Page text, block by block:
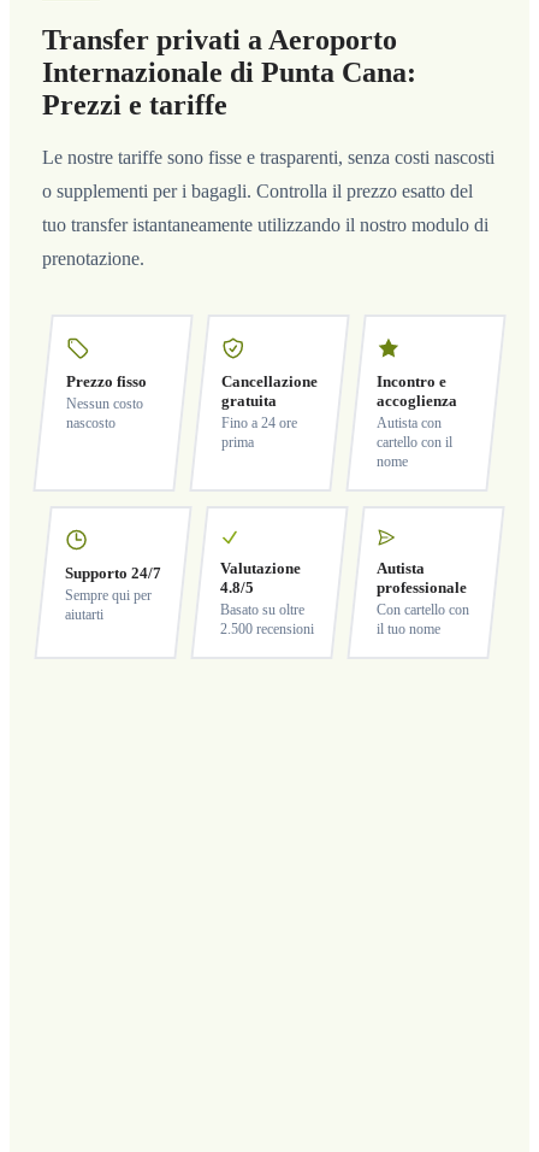
Transfer privati a Aeroporto
Internazionale di Punta Cana:
Prezzi e tariffe
Le nostre tariffe sono fisse e trasparenti, senza costi nascosti
o supplementi per i bagagli. Controlla il prezzo esatto del
tuo transfer istantaneamente utilizzando il nostro modulo di
prenotazione.
Prezzo fisso
Nessun costo
nascosto
Cancellazione
gratuita
Fino a 24 ore
prima
Incontro e
accoglienza
Autista con
cartello con il
nome
Supporto 24/7
Sempre qui per
aiutarti
Valutazione
4.8/5
Basato su oltre
2.500 recensioni
Autista
professionale
Con cartello con
il tuo nome